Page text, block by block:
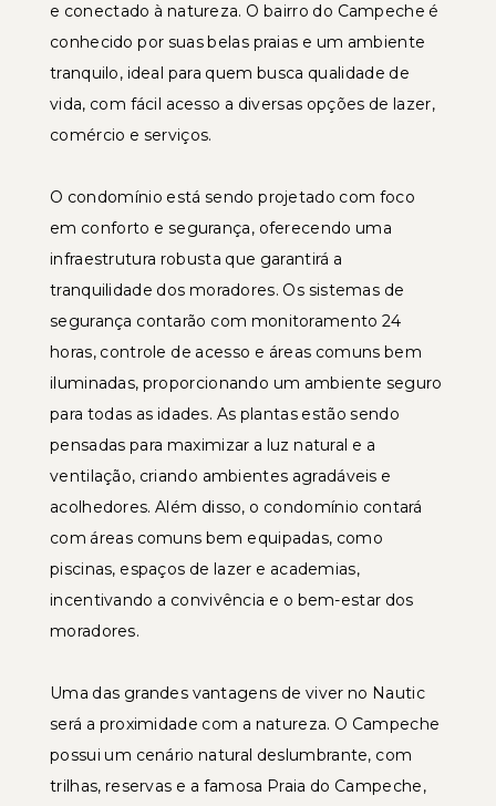
e conectado à natureza. O bairro do Campeche é
conhecido por suas belas praias e um ambiente
tranquilo, ideal para quem busca qualidade de
vida, com fácil acesso a diversas opções de lazer,
comércio e serviços.
O condomínio está sendo projetado com foco
em conforto e segurança, oferecendo uma
infraestrutura robusta que garantirá a
tranquilidade dos moradores. Os sistemas de
segurança contarão com monitoramento 24
horas, controle de acesso e áreas comuns bem
iluminadas, proporcionando um ambiente seguro
para todas as idades. As plantas estão sendo
pensadas para maximizar a luz natural e a
ventilação, criando ambientes agradáveis e
acolhedores. Além disso, o condomínio contará
com áreas comuns bem equipadas, como
piscinas, espaços de lazer e academias,
incentivando a convivência e o bem-estar dos
moradores.
Uma das grandes vantagens de viver no Nautic
será a proximidade com a natureza. O Campeche
possui um cenário natural deslumbrante, com
trilhas, reservas e a famosa Praia do Campeche,